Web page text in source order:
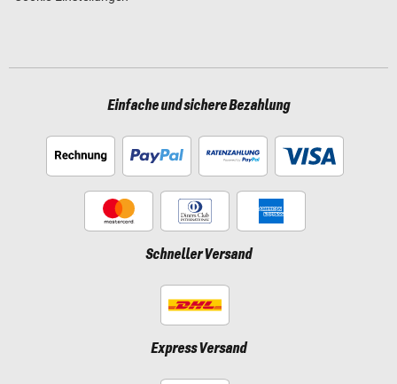
Einfache und sichere Bezahlung
Schneller Versand
Express Versand